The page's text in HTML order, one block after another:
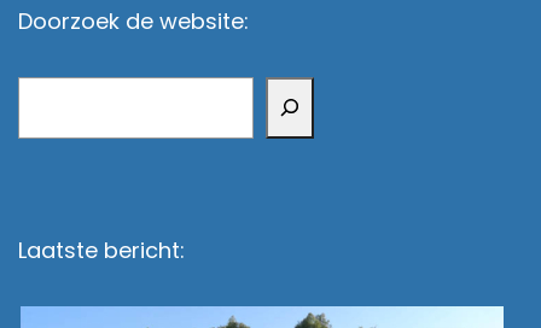
Doorzoek de website:
Laatste bericht: